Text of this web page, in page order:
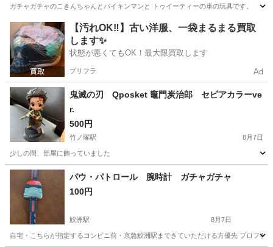
ガチャガチャのこきんちゃんとバイキンマンと トゥイーティーの車の玩具です。
東京 世田谷区 千歳烏山駅 おもちゃ
【汚れOK‼️】古い洋服、一袋まるまる買取
します✨
状態が悪くてもOK！最大限買取します
プリフラ Ad
鬼滅の刃 Qposket 竈門炭治郎 セピアカラーve
r.
500円
竹ノ塚駅 8月7日
少しの間、部屋に飾っていました
東京 足立区 竹ノ塚駅 フィギュア 竈門炭治郎
パウ・パトロール 腕時計 ガチャガチャ
100円
鮫洲駅 8月7日
自宅・こちらが指定するコンビニ前・京急鮫洲駅まできていただける方優先 プロフ